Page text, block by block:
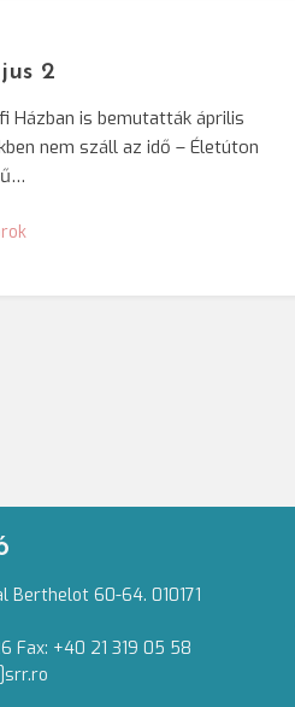
2
Házban is bemutatták április
nem száll az idő – Életúton
Berthelot 60-64. 010171
Fax: +40 21 319 05 58